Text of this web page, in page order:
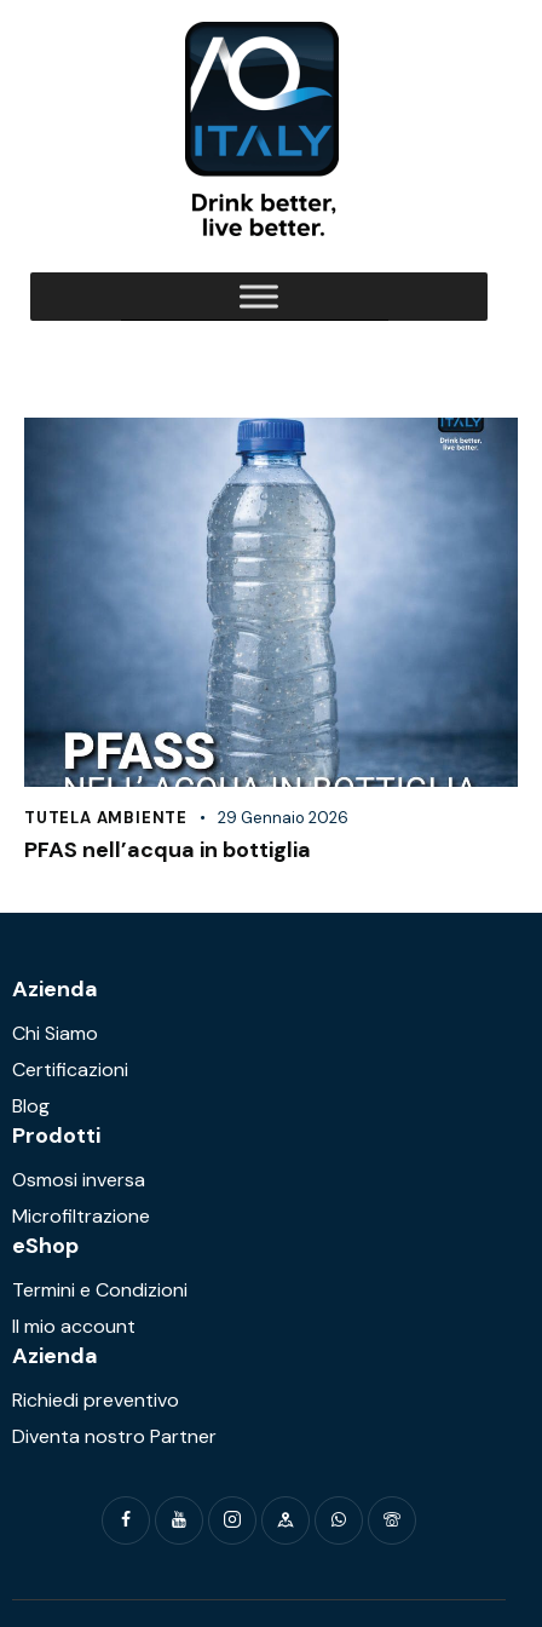
TUTELA AMBIENTE 29 Gennaio 2026
PFAS nell’acqua in bottiglia
Azienda
Chi Siamo
Certificazioni
Blog
Prodotti
Osmosi inversa
Microfiltrazione
eShop
Termini e Condizioni
Il mio account
Azienda
Richiedi preventivo
Diventa nostro Partner